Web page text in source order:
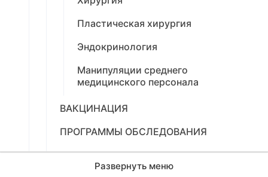
Пластическая хирургия
Эндокринология
Манипуляции среднего
медицинского персонала
ВАКЦИНАЦИЯ
ПРОГРАММЫ ОБСЛЕДОВАНИЯ
ФИЗИОТЕРАПЕВТИЧЕСКИЕ ПРОЦЕДУРЫ
Развернуть меню